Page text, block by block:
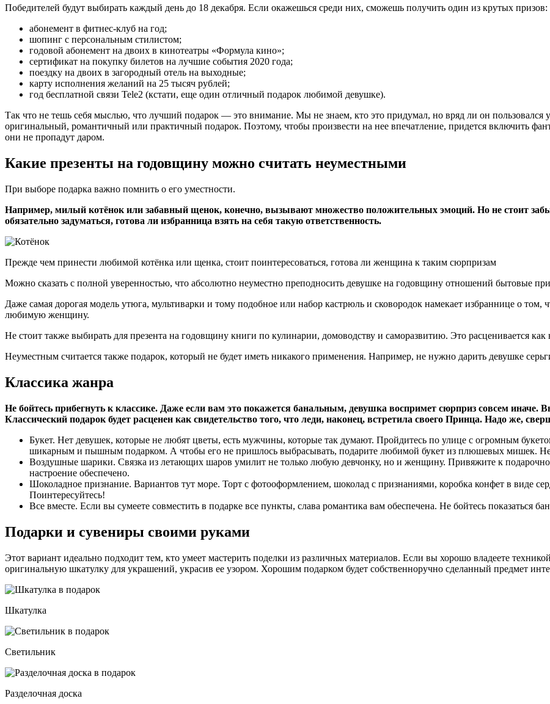
Победителей будут выбирать каждый день до 18 декабря. Если окажешься среди них, сможешь получить один из крутых призов:
абонемент в фитнес-клуб на год;
шопинг с персональным стилистом;
годовой абонемент на двоих в кинотеатры «Формула кино»;
сертификат на покупку билетов на лучшие события 2020 года;
поездку на двоих в загородный отель на выходные;
карту исполнения желаний на 25 тысяч рублей;
год бесплатной связи Tele2 (кстати, еще один отличный подарок любимой девушке).
Так что не тешь себя мыслью, что лучший подарок — это внимание. Мы не знаем, кто это придумал, но вряд ли он пользовался
оригинальный, романтичный или практичный подарок. Поэтому, чтобы произвести на нее впечатление, придется включить
они не пропадут даром.
Какие презенты на годовщину можно считать неуместными
При выборе подарка важно помнить о его уместности.
Например, милый котёнок или забавный щенок, конечно, вызывают множество положительных эмоций. Но не стоит
обязательно задуматься, готова ли избранница взять на себя такую ответственность.
Прежде чем принести любимой котёнка или щенка, стоит поинтересоваться, готова ли женщина к таким сюрпризам
Можно сказать с полной уверенностью, что абсолютно неуместно преподносить девушке на годовщину отношений бытовые
Даже самая дорогая модель утюга, мультиварки и тому подобное или набор кастрюль и сковородок намекает избраннице о том,
любимую женщину.
Не стоит также выбирать для презента на годовщину книги по кулинарии, домоводству и саморазвитию. Это расценивается как
Неуместным считается также подарок, который не будет иметь никакого применения. Например, не нужно дарить девушке
Классика жанра
Не бойтесь прибегнуть к классике. Даже если вам это покажется банальным, девушка воспримет сюрприз совсем
Классический подарок будет расценен как свидетельство того, что леди, наконец, встретила своего Принца. Надо же,
Букет. Нет девушек, которые не любят цветы, есть мужчины, которые так думают. Пройдитесь по улице с огромным
шикарным и пышным подарком. А чтобы его не пришлось выбрасывать, подарите любимой букет из плюшевых мишек.
Воздушные шарики. Связка из летающих шаров умилит не только любую девчонку, но и женщину. Привяжите к
настроение обеспечено.
Шоколадное признание. Вариантов тут море. Торт с фотооформлением, шоколад с признаниями, коробка конфет в виде
Поинтересуйтесь!
Все вместе. Если вы сумеете совместить в подарке все пункты, слава романтика вам обеспечена. Не бойтесь показаться
Подарки и сувениры своими руками
Этот вариант идеально подходит тем, кто умеет мастерить поделки из различных материалов. Если вы хорошо владеете
оригинальную шкатулку для украшений, украсив ее узором. Хорошим подарком будет собственноручно сделанный предмет
Шкатулка
Светильник
Разделочная доска